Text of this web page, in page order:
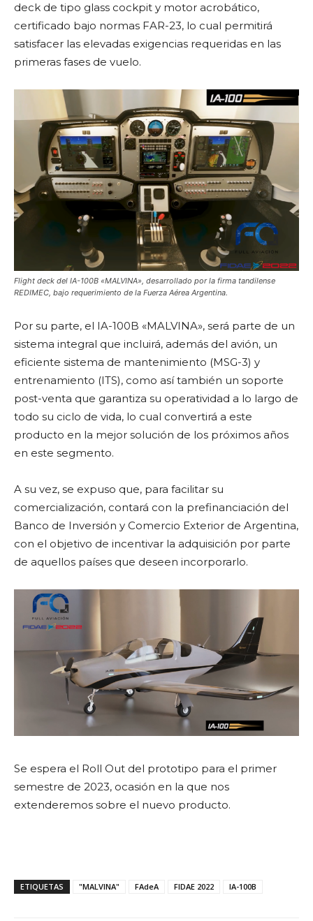
deck de tipo glass cockpit y motor acrobático,
certificado bajo normas FAR-23, lo cual permitirá
satisfacer las elevadas exigencias requeridas en las
primeras fases de vuelo.
Flight deck del IA-100B «MALVINA», desarrollado por la firma tandilense
REDIMEC, bajo requerimiento de la Fuerza Aérea Argentina.
Por su parte, el IA-100B «MALVINA», será parte de un
sistema integral que incluirá, además del avión, un
eficiente sistema de mantenimiento (MSG-3) y
entrenamiento (ITS), como así también un soporte
post-venta que garantiza su operatividad a lo largo de
todo su ciclo de vida, lo cual convertirá a este
producto en la mejor solución de los próximos años
en este segmento.
A su vez, se expuso que, para facilitar su
comercialización, contará con la prefinanciación del
Banco de Inversión y Comercio Exterior de Argentina,
con el objetivo de incentivar la adquisición por parte
de aquellos países que deseen incorporarlo.
Se espera el Roll Out del prototipo para el primer
semestre de 2023, ocasión en la que nos
extenderemos sobre el nuevo producto.
ETIQUETAS "MALVINA" FAdeA FIDAE 2022 IA-100B